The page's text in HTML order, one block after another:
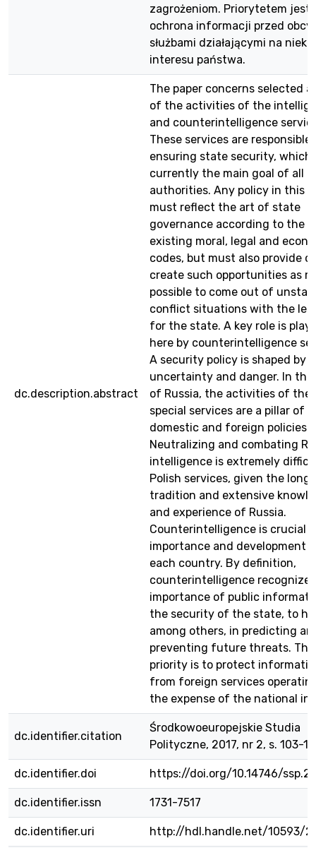
zagrożeniom. Priorytetem jest
ochrona informacji przed
służbami działającymi na
interesu państwa.
dc.description.abstract
The paper concerns selected
of the activities of the
and counterintelligence
These services are responsible
ensuring state security, which
currently the main goal of all
authorities. Any policy in this
must reflect the art of state
governance according to the
existing moral, legal and
codes, but must also provide or
create such opportunities as
possible to come out of
conflict situations with the
for the state. A key role is
here by counterintelligence
A security policy is shaped by
uncertainty and danger. In the
of Russia, the activities of the
special services are a pillar of
domestic and foreign policies.
Neutralizing and combating
intelligence is extremely
Polish services, given the long
tradition and extensive
and experience of Russia.
Counterintelligence is crucial
importance and development
each country. By definition,
counterintelligence
importance of public
the security of the state, to
among others, in predicting
preventing future threats. The
priority is to protect
from foreign services
the expense of the national
dc.identifier.citation
Środkowoeuropejskie Studia
Polityczne, 2017, nr 2, s. 103-
dc.identifier.doi https://doi.org/10.14746/
dc.identifier.issn 1731-7517
dc.identifier.uri http://hdl.handle.net/10593/